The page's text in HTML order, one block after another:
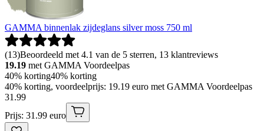
GAMMA binnenlak zijdeglans silver moss 750 ml
(13)Beoordeeld met 4.1 van de 5 sterren, 13 klantreviews
19.19 met GAMMA Voordeelpas
40% korting40% korting
40% korting, voordeelprijs: 19.19 euro met GAMMA Voordeelpas
31.99
Prijs: 31.99 euro